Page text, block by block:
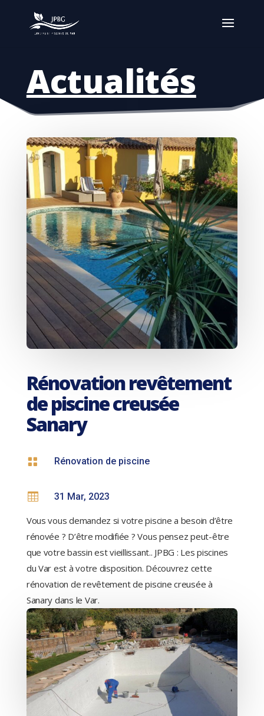
Actualités
Rénovation revêtement
de piscine creusée
Sanary
 Rénovation de piscine
 31 Mar, 2023
Vous vous demandez si votre piscine a besoin d’être
rénovée ? D’être modifiée ? Vous pensez peut-être
que votre bassin est vieillissant.. JPBG : Les piscines
du Var est à votre disposition. Découvrez cette
rénovation de revêtement de piscine creusée à
Sanary dans le Var.